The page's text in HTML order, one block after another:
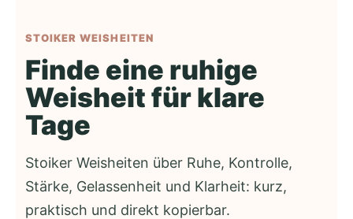
STOIKER WEISHEITEN
Finde eine ruhige
Weisheit für klare
Tage
Stoiker Weisheiten über Ruhe, Kontrolle,
Stärke, Gelassenheit und Klarheit: kurz,
praktisch und direkt kopierbar.